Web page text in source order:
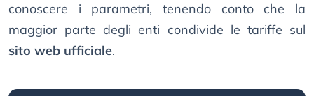
conoscere i parametri, tenendo conto che la
maggior parte degli enti condivide le tariffe sul
sito web ufficiale.